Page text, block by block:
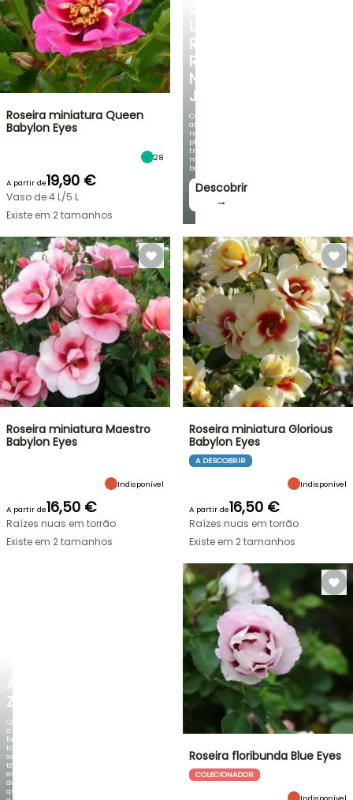
UM
RECANTO
REFRESCANTE
NO
JARDIM
Com
as
nossas
plantas
trepadeiras
mais
bonitas!
Descobrir
→
AGAPANTHUS
ZAMBEZI
Quando
a
folhagem
torna-
se
tão
espetacular
do
que
Roseira miniatura Queen
Babylon Eyes
28
A partir de19,90 €
Vaso de 4 L/5 L
Existe em 2 tamanhos
Roseira miniatura Maestro
Babylon Eyes
Indisponível
A partir de16,50 €
Raízes nuas em torrão
Existe em 2 tamanhos
Roseira miniatura Glorious
Babylon Eyes
A DESCOBRIR
Indisponível
A partir de16,50 €
Raízes nuas em torrão
Existe em 2 tamanhos
Roseira floribunda Blue Eyes
COLECIONADOR
Indisponível